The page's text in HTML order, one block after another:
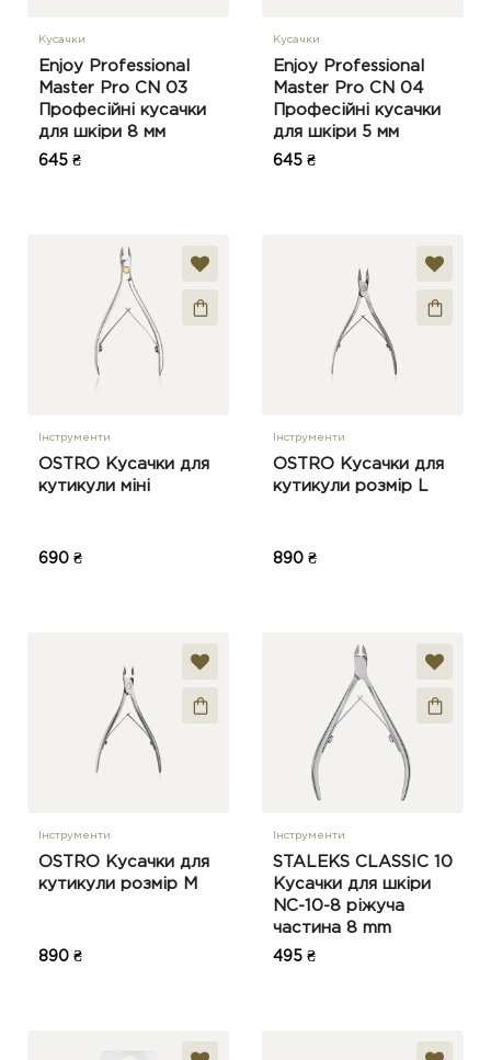
Кусачки
Enjoy Professional
Master Pro CN 03
Професійні кусачки
для шкіри 8 мм
645 ₴
Кусачки
Enjoy Professional
Master Pro CN 04
Професійні кусачки
для шкіри 5 мм
645 ₴
Інструменти
OSTRO Кусачки для
кутикули міні
690 ₴
Інструменти
OSTRO Кусачки для
кутикули розмір L
890 ₴
Інструменти
OSTRO Кусачки для
кутикули розмір М
890 ₴
Інструменти
STALEKS CLASSIC 10
Кусачки для шкіри
NC-10-8 ріжуча
частина 8 mm
495 ₴